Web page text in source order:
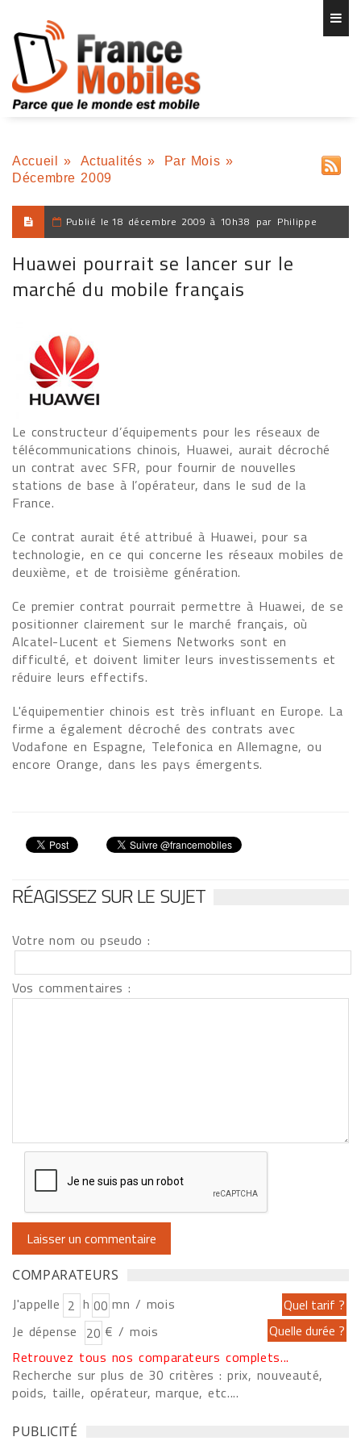
Accueil » Actualités » Par Mois »
Décembre 2009
Publié le 18 décembre 2009 à 10h38 par Philippe
Huawei pourrait se lancer sur le
marché du mobile français
Le constructeur d’équipements pour les réseaux de
télécommunications chinois, Huawei, aurait décroché
un contrat avec SFR, pour fournir de nouvelles
stations de base à l’opérateur, dans le sud de la
France.
Ce contrat aurait été attribué à Huawei, pour sa
technologie, en ce qui concerne les réseaux mobiles de
deuxième, et de troisième génération.
Ce premier contrat pourrait permettre à Huawei, de se
positionner clairement sur le marché français, où
Alcatel-Lucent et Siemens Networks sont en
difficulté, et doivent limiter leurs investissements et
réduire leurs effectifs.
L'équipementier chinois est très influant en Europe. La
firme a également décroché des contrats avec
Vodafone en Espagne, Telefonica en Allemagne, ou
encore Orange, dans les pays émergents.
RÉAGISSEZ SUR LE SUJET
Votre nom ou pseudo :
Vos commentaires :
COMPARATEURS
J'appelle h
mn / mois
Je dépense
€ / mois
Retrouvez tous nos comparateurs complets...
Recherche sur plus de 30 critères : prix, nouveauté,
poids, taille, opérateur, marque, etc....
PUBLICITÉ